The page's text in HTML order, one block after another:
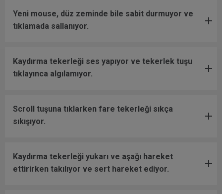
Yeni mouse, düz zeminde bile sabit durmuyor ve
tıklamada sallanıyor.
Kaydırma tekerleği ses yapıyor ve tekerlek tuşu
tıklayınca algılamıyor.
Scroll tuşuna tıklarken fare tekerleği sıkça
sıkışıyor.
Kaydırma tekerleği yukarı ve aşağı hareket
ettirirken takılıyor ve sert hareket ediyor.